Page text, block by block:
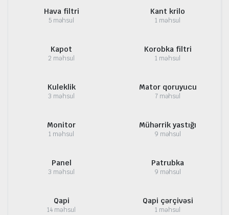
Hava filtri
5 məhsul
Kant krilo
1 məhsul
Kapot
2 məhsul
Korobka filtri
1 məhsul
Kuleklik
3 məhsul
Mator qoruyucu
7 məhsul
Monitor
1 məhsul
Mühərrik yastığı
9 məhsul
Panel
3 məhsul
Patrubka
9 məhsul
Qapi
14 məhsul
Qapi çərçivəsi
1 məhsul